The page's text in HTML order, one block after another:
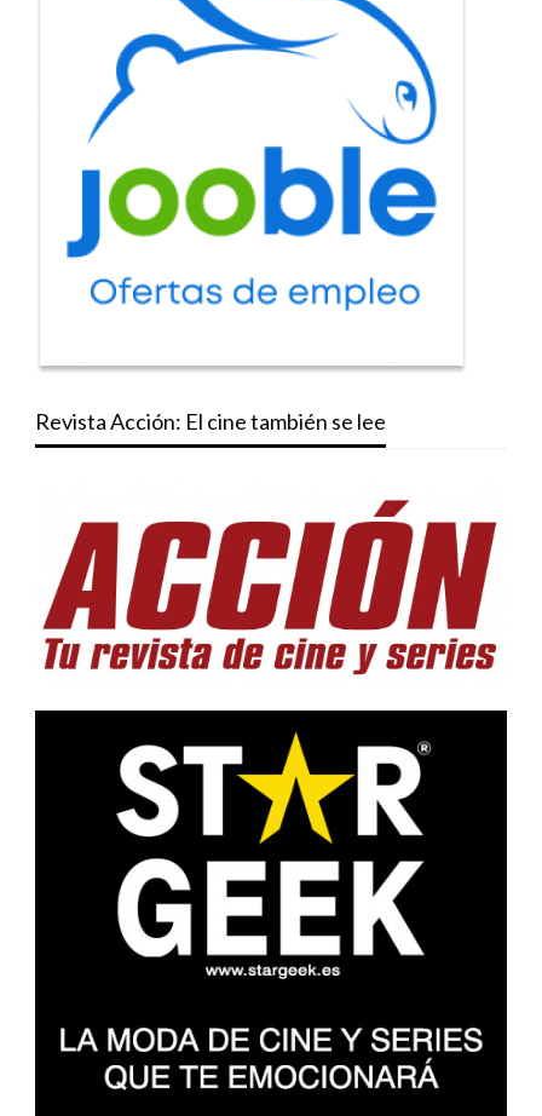
Revista Acción: El cine también se lee